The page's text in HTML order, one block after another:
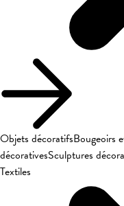
Objets décoratifsBougeoirs
décorativesSculptures
Textiles